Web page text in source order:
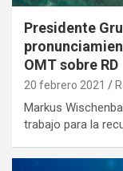
Presidente
OMT sobre RD
20 febrero 2021
Markus
trabajo para la